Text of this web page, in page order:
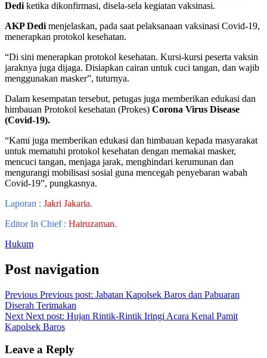
Dedi ketika dikonfirmasi, disela-sela kegiatan vaksinasi.
AKP Dedi menjelaskan, pada saat pelaksanaan vaksinasi Covid-19,
menerapkan protokol kesehatan.
“Di sini menerapkan protokol kesehatan. Kursi-kursi peserta vaksin
jaraknya juga dijaga. Disiapkan cairan untuk cuci tangan, dan wajib
menggunakan masker”, tuturnya.
Dalam kesempatan tersebut, petugas juga memberikan edukasi dan
himbauan Protokol kesehatan (Prokes) Corona Virus Disease
(Covid-19).
“Kami juga memberikan edukasi dan himbauan kepada masyarakat
untuk mematuhi protokol kesehatan dengan memakai masker,
mencuci tangan, menjaga jarak, menghindari kerumunan dan
mengurangi mobilisasi sosial guna mencegah penyebaran wabah
Covid-19”, pungkasnya.
Laporan : Jakri Jakaria.
Editor In Chief : Hairuzaman.
Hukum
Post navigation
Previous Previous post: Jabatan Kapolsek Baros dan Pabuaran
Diserah Terimakan
Next Next post: Hujan Rintik-Rintik Iringi Acara Kenal Pamit
Kapolsek Baros
Leave a Reply